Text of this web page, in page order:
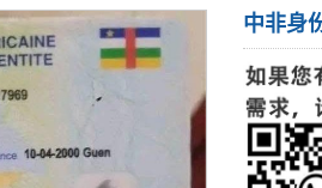
中非身